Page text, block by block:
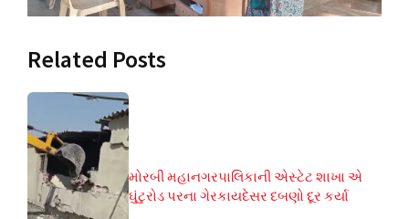
Related Posts
મોરબી મહાનગરપાલિકાની એસ્ટેટ શાખા એ
ઘુંટુરોડ પરના ગેરકાયદેસર દબણો દૂર કર્યા